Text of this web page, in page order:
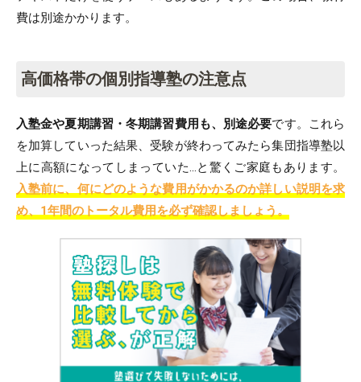
費は別途かかります。
高価格帯の個別指導塾の注意点
入塾金や夏期講習・冬期講習費用も、別途必要です。これら
を加算していった結果、受験が終わってみたら集団指導塾以
上に高額になってしまっていた…と驚くご家庭もあります。
入塾前に、何にどのような費用がかかるのか詳しい説明を求
め、1年間のトータル費用を必ず確認しましょう。